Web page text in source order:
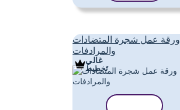
ورقة عمل شجرة المتضادات
والمرادفات
غالي
تَخطِيط